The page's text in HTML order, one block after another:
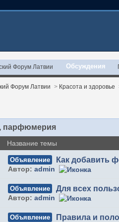
Форум Латвии Обсуждения
Форум Латвии > Красота и здоровье
парфюмерия
Название темы
Объявление Как добавить
Автор:admin
Объявление Для всех
Автор:admin
Объявление Правила и